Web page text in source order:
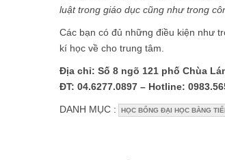
luật trong giáo dục cũng như trong
Các bạn có đủ những điều kiện như
kí học về cho trung tâm.
Địa chỉ: Số 8 ngõ 121 phố Chùa
ĐT: 04.6277.0897 – Hotline:
DANH MỤC : HỌC BỔNG ĐẠI HỌC BẰNG